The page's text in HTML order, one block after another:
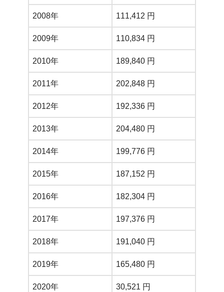
2008年 111,412 円
2009年 110,834 円
2010年 189,840 円
2011年 202,848 円
2012年 192,336 円
2013年 204,480 円
2014年 199,776 円
2015年 187,152 円
2016年 182,304 円
2017年 197,376 円
2018年 191,040 円
2019年 165,480 円
2020年 30,521 円